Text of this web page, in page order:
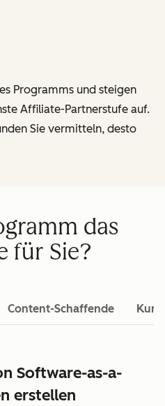
Programms und steigen
Affiliate-Partnerstufe auf.
Sie vermitteln, desto
das
für Sie?
Content-Schaffende
Software-as-a-
erstellen